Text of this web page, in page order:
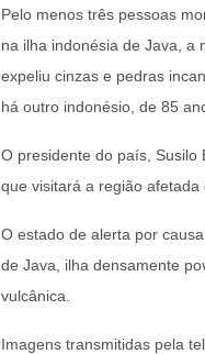
Pelo menos três pessoas
na ilha indonésia de Java, a
expeliu cinzas e pedras
há outro indonésio, de 85
O presidente do país, Susilo
que visitará a região afetada
O estado de alerta por
de Java, ilha densamente
vulcânica.
Imagens transmitidas pela